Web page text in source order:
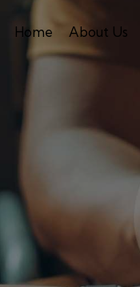
Home About Us